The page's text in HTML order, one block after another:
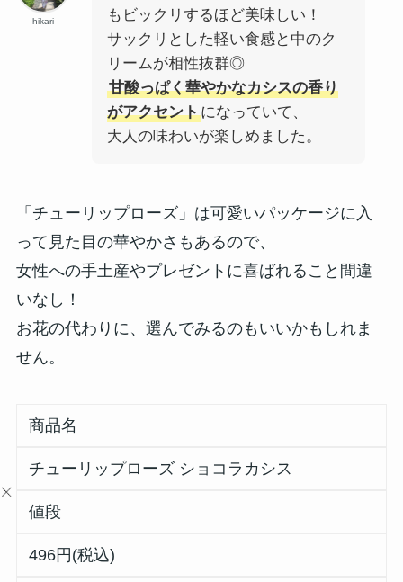
hikari
もビックリするほど美味しい！
サックリとした軽い食感と中のク
リームが相性抜群◎
甘酸っぱく華やかなカシスの香り
がアクセントになっていて、
大人の味わいが楽しめました。
「チューリップローズ」は可愛いパッケージに入
って見た目の華やかさもあるので、
女性への手土産やプレゼントに喜ばれること間違
いなし！
お花の代わりに、選んでみるのもいいかもしれま
せん。
商品名
チューリップローズ ショコラカシス
値段
496円(税込)